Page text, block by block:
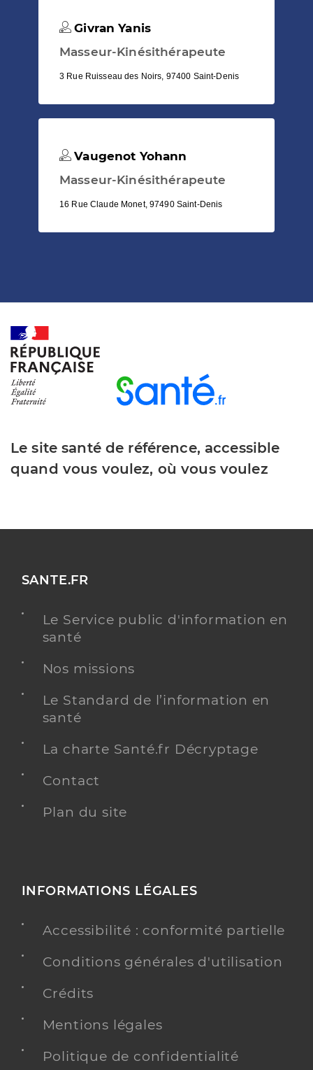
Givran Yanis
Masseur-Kinésithérapeute
3 Rue Ruisseau des Noirs, 97400 Saint-Denis
Vaugenot Yohann
Masseur-Kinésithérapeute
16 Rue Claude Monet, 97490 Saint-Denis
Le site santé de référence, accessible
quand vous voulez, où vous voulez
SANTE.FR
Le Service public d'information en
santé
Nos missions
Le Standard de l’information en
santé
La charte Santé.fr Décryptage
Contact
Plan du site
INFORMATIONS LÉGALES
Accessibilité : conformité partielle
Conditions générales d'utilisation
Crédits
Mentions légales
Politique de confidentialité